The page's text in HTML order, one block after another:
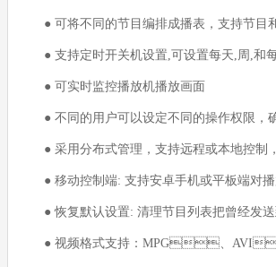
● 可将不同的节目编排成播表，支持节
● 支持定时开关机设置,可设置每天,周,和
● 可实时监控播放机播放画面
● 不同的用户可以设定不同的操作权限
● 采用分布式管理，支持远程或本地控制
● 移动控制端: 支持安卓手机或平板端对
● 恢复默认设置: 清理节目列表把曾经发送
● 视频格式支持：MPG、